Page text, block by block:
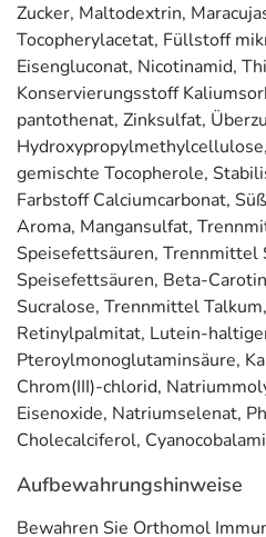
* Vitamin A, Folsäure, Vitamin B6,
Eisen, Kupfer und Zink tragen zueiner
Immunsystemsbei. Vitamin A,
tragen zurErhaltung normaler
(Vitamin B1), Riboflavin (Vitamin B2),
Pantothensäure, Niacin, Vitamin C,
tragen zueinem normalen
Riboflavin (Vitamin B2), Zink, Selen,
Zellen vor oxidativem Stress zu
Anwendung
Täglich den Inhalt eines
einer Mahlzeit zusammen mit
Vor Gebrauch gut schütteln.
Adresse des Lebensmittel-
Herzogstr. 30
40764 Langenfeld
Zucker, Maltodextrin,
Tocopherylacetat, Füllstoff
Eisengluconat, Nicotinamid,
Konservierungsstoff
pantothenat, Zinksulfat,
gemischte Tocopherole,
Farbstoff Calciumcarbonat,
Aroma, Mangansulfat,
Speisefettsäuren,
Speisefettsäuren, Beta-
Sucralose, Trennmittel
Retinylpalmitat, Lutein-
Pteroylmonoglutaminsäure,
Chrom(III)-chlorid,
Eisenoxide, Natriumselenat,
Cholecalciferol,
Aufbewahrungshinweise
Bewahren Sie Orthomol